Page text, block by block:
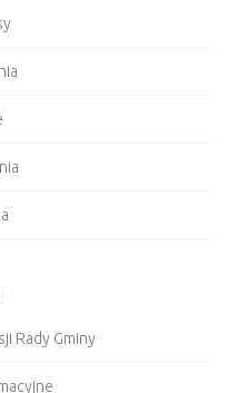
Rady Gminy